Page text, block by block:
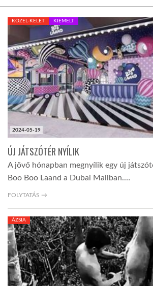
KÖZEL-KELET
AUSZTRÁLIA
A VILÁG ITTHON
HÍR3D
TROPICALMAGAZIN
2024-05-19
KÖZEL-KELET KIEMELT
ÚJ JÁTSZÓTÉR NYÍLIK
A jövő hónapban megnyílik egy új
Boo Boo Laand a Dubai Mallban.…
FOLYTATÁS →
ÁZSIA